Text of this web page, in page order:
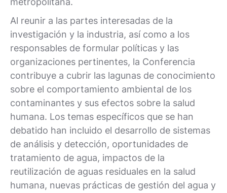
Al reunir a las partes interesadas de la
investigación y la industria, así como a los
responsables de formular políticas y las
organizaciones pertinentes, la Conferencia
contribuye a cubrir las lagunas de conocimiento
sobre el comportamiento ambiental de los
contaminantes y sus efectos sobre la salud
humana. Los temas específicos que se han
debatido han incluido el desarrollo de sistemas
de análisis y detección, oportunidades de
tratamiento de agua, impactos de la
reutilización de aguas residuales en la salud
humana, nuevas prácticas de gestión del agua y